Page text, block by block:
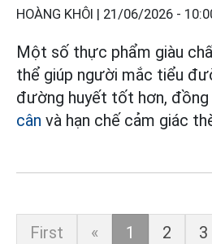
HOÀNG KHÔI | 21/06/2026 -
Một số thực phẩm giàu
thể giúp người mắc tiểu
đường huyết tốt hơn,
cân và hạn chế cảm giác
First « 1 2 3